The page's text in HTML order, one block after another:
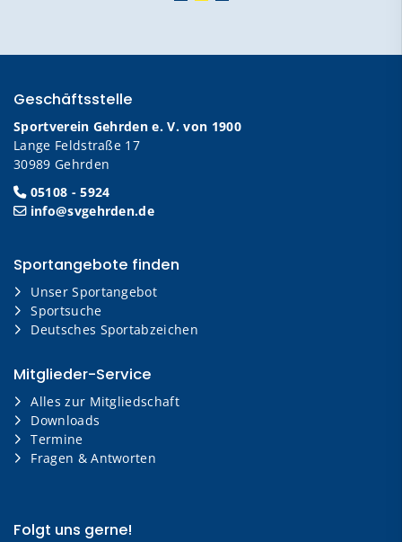
Geschäftsstelle
Sportverein Gehrden e. V. von 1900
Lange Feldstraße 17
30989 Gehrden
05108 - 5924
info@svgehrden.de
Sportangebote finden
Unser Sportangebot
Sportsuche
Deutsches Sportabzeichen
Mitglieder-Service
Alles zur Mitgliedschaft
Downloads
Termine
Fragen & Antworten
Folgt uns gerne!